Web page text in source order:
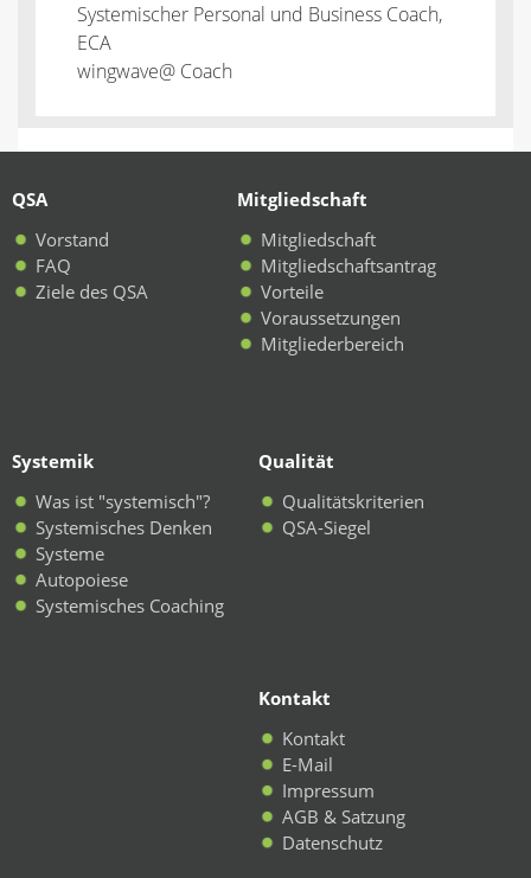
Systemischer Personal und Business Coach,
ECA
wingwave@ Coach
QSA
Vorstand
FAQ
Ziele des QSA
Mitgliedschaft
Mitgliedschaft
Mitgliedschaftsantrag
Vorteile
Voraussetzungen
Mitgliederbereich
Systemik
Was ist "systemisch"?
Systemisches Denken
Systeme
Autopoiese
Systemisches Coaching
Qualität
Qualitätskriterien
QSA-Siegel
Kontakt
Kontakt
E-Mail
Impressum
AGB & Satzung
Datenschutz